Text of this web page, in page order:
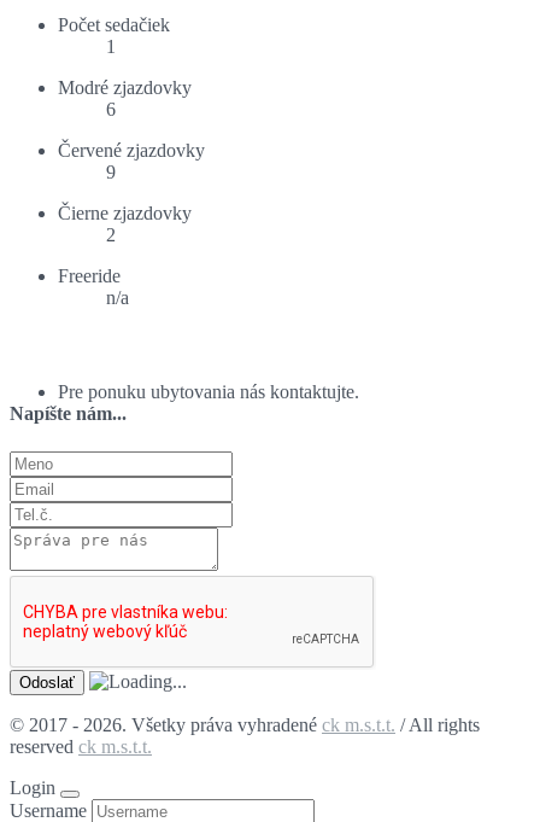
Počet sedačiek
1
Modré zjazdovky
6
Červené zjazdovky
9
Čierne zjazdovky
2
Freeride
n/a
Pre ponuku ubytovania nás kontaktujte.
Napíšte nám...
© 2017 - 2026. Všetky práva vyhradené ck m.s.t.t. / All rights
reserved ck m.s.t.t.
Login
Username